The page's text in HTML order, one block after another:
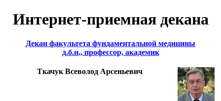
Интернет-приемная декана
Декан факультета фундаментальной медицины
д.б.н., профессор, академик
Ткачук Всеволод Арсеньевич